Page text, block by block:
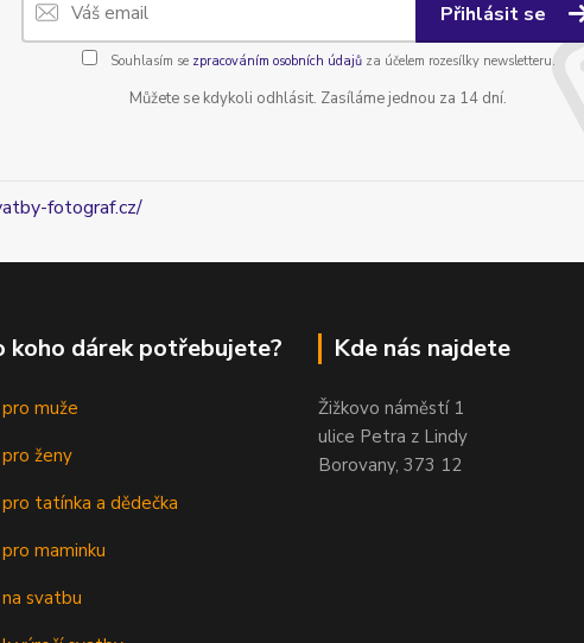
Přihlásit se
Souhlasím se zpracováním osobních údajůza účelem rozesílky newsletteru.
Můžete se kdykoli odhlásit. Zasíláme jednou za 14 dní.
fotograf.cz/
koho dárek potřebujete?
muže
ženy
tatínka a dědečka
maminku
svatbu
Kde nás najdete
Žižkovo náměstí 1
ulice Petra z Lindy
Borovany, 373 12